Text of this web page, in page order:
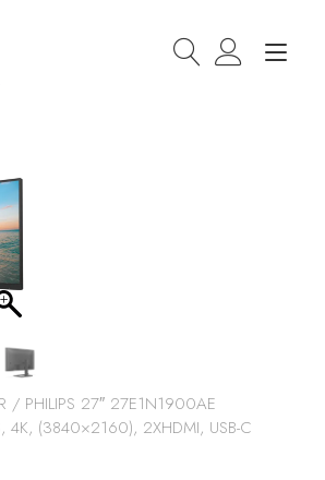
/ PHILIPS 27″ 27E1N1900AE
4K, (3840×2160), 2XHDMI, USB-C